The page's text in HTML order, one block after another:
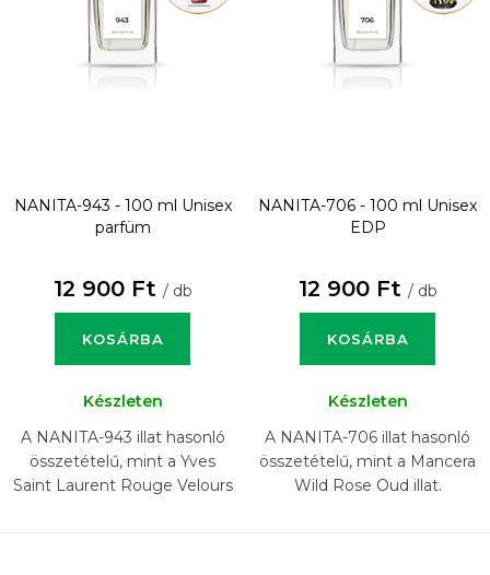
NANITA-943 - 100 ml Unisex
parfüm
12 900 Ft / db
KOSÁRBA
Készleten
A NANITA-943 illat hasonló
összetételű, mint a Yves
Saint Laurent Rouge Velours
NANITA-706 - 100 ml Unisex
EDP
12 900 Ft / db
KOSÁRBA
Készleten
A NANITA-706 illat hasonló
összetételű, mint a Mancera
Wild Rose Oud illat.